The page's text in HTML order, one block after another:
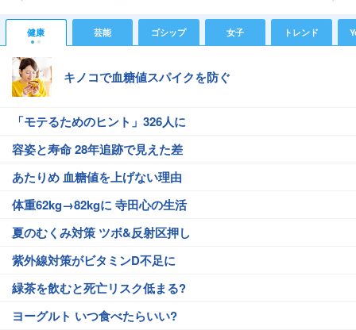
健康 芸能 ゴシップ 女子 トレンド
キノコで血糖値スパイクを防ぐ
「モテるためのヒント」326人に
容姿と寿命 28年追跡で見えた差
あたりめ 血糖値を上げない理由
体重62kg→82kgに 寺田心の生活
夏のむくみ対策 ツボ&反射区押し
紫外線対策がビタミンD不足に
緑茶を飲むと死亡リスク低まる?
ヨーグルト いつ食べたらいい?